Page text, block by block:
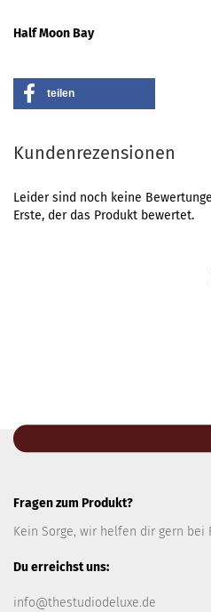
Half Moon Bay
teilen
Kundenrezensionen
Leider sind noch keine
Erste, der das Produkt bewertet.
Fragen zum Produkt?
Kein Sorge, wir helfen dir gern bei
Du erreichst uns:
info@thestudiodeluxe.de